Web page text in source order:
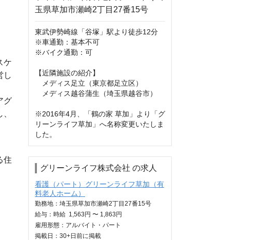
ケ
し
グ
住
東武伊勢崎線「谷塚」駅より徒歩12分
※車通勤：基本不可
※バイク通勤：可
【近隣施設の紹介】
メディス足立（東京都足立区）
メディス越谷蒲生（埼玉県越谷市）
※2016年4月、「鶴の家 草加」より「グ
リーンライフ草加」へ名称変更いたしま
した。
グリーンライフ株式会社 の求人
看護（パート）グリーンライフ草加（有
料老人ホーム）
勤務地：埼玉県草加市瀬崎2丁目27番15号
給与： 時給 1,563円 〜 1,863円
雇用形態：アルバイト・パート
掲載日： 30+日 前に掲載